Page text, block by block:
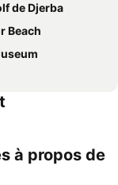
de Djerba
Beach
à propos de